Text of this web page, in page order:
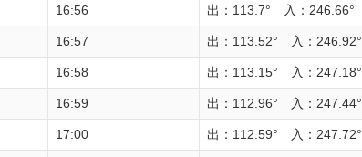
16:56 出：113.7° 入：246.66°
16:57 出：113.52° 入：246.92°
16:58 出：113.15° 入：247.18°
16:59 出：112.96° 入：247.44°
17:00 出：112.59° 入：247.72°